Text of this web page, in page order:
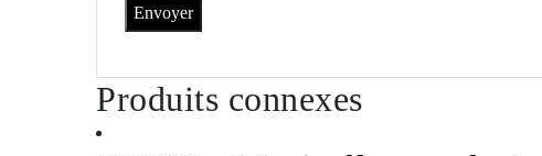
Produits connexes